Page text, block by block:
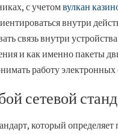
с учетомвулкан
внутри
связь внутри
и как именно пакеты
работу электронных
сетевой
который